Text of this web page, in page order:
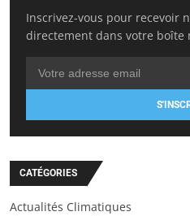
Inscrivez-vous pour recevoir
directement dans votre boîte
CATÉGORIES
Actualités Climatiques